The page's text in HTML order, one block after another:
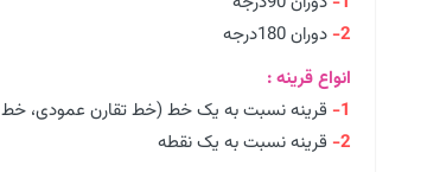
2- دوران 180درجه
انواع قرینه :
1- قرینه نسبت به یک خط (خط تقارن عمودی، خط
2- قرینه نسبت به یک نقطه